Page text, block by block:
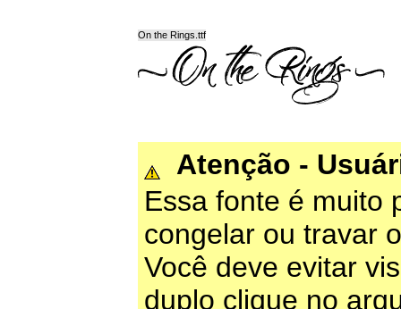
On the Rings.ttf
Atenção -
Essa fonte é muito
congelar ou travar
Você deve evitar
duplo clique no